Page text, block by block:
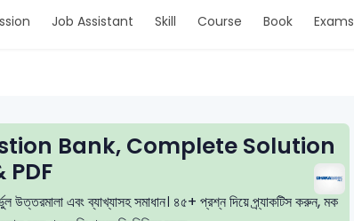
Job Assistant Skill Course Book Exams
Bank, Complete Solution
PDF
উত্তরমালা এবং ব্যাখ্যাসহ সমাধান। ৪৫+ প্রশ্ন দিয়ে প্র্যাকটিস করুন, মক